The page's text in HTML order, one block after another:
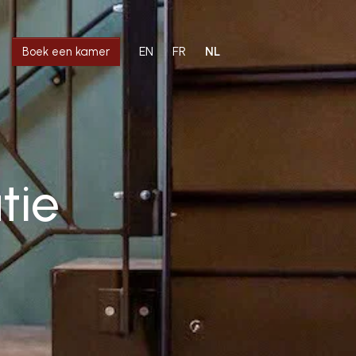
Boek een kamer EN FR NL